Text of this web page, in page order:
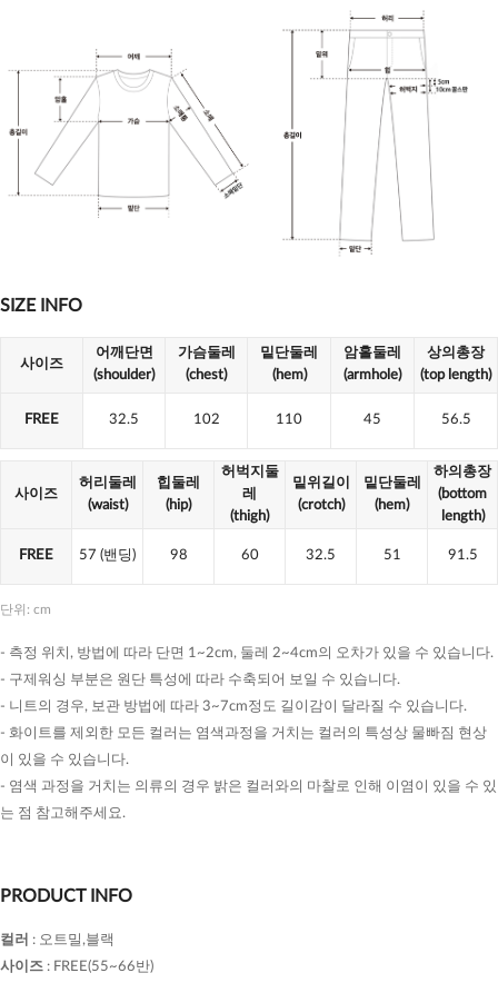
SIZE INFO
사이즈
어깨단면
(shoulder)
가슴둘레
(chest)
밑단둘레
(hem)
암홀둘레
(armhole)
상의총장
(top length)
FREE 32.5 102 110 45 56.5
사이즈
허리둘레
(waist)
힙둘레
(hip)
허벅지둘
레
(thigh)
밑위길이
(crotch)
밑단둘레
(hem)
하의총장
(bottom
length)
FREE 57 (밴딩) 98 60 32.5 51 91.5
단위: cm
- 측정 위치, 방법에 따라 단면 1~2cm, 둘레 2~4cm의 오차가 있을 수 있습니다.
- 구제워싱 부분은 원단 특성에 따라 수축되어 보일 수 있습니다.
- 니트의 경우, 보관 방법에 따라 3~7cm정도 길이감이 달라질 수 있습니다.
- 화이트를 제외한 모든 컬러는 염색과정을 거치는 컬러의 특성상 물빠짐 현상
이 있을 수 있습니다.
- 염색 과정을 거치는 의류의 경우 밝은 컬러와의 마찰로 인해 이염이 있을 수 있
는 점 참고해주세요.
PRODUCT INFO
컬러 : 오트밀,블랙
사이즈 : FREE(55~66반)